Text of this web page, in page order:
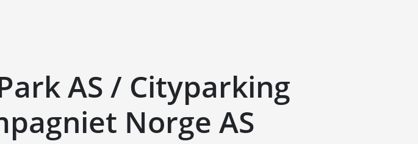
AS / Cityparking
Norge AS